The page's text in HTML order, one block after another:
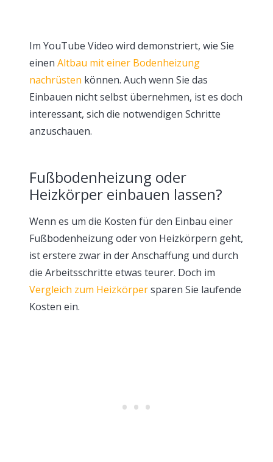
Im YouTube Video wird demonstriert, wie Sie
einen Altbau mit einer Bodenheizung
nachrüsten können. Auch wenn Sie das
Einbauen nicht selbst übernehmen, ist es doch
interessant, sich die notwendigen Schritte
anzuschauen.
Fußbodenheizung oder
Heizkörper einbauen lassen?
Wenn es um die Kosten für den Einbau einer
Fußbodenheizung oder von Heizkörpern geht,
ist erstere zwar in der Anschaffung und durch
die Arbeitsschritte etwas teurer. Doch im
Vergleich zum Heizkörpersparen Sie laufende
Kosten ein.